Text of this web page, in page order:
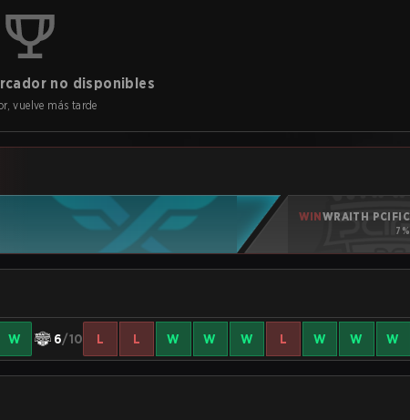
no disponibles
vuelve más tarde
WINWRAITH PCIFIC
7%
W 6/10 L L W W W L W W W